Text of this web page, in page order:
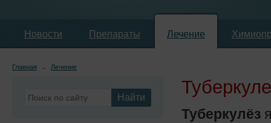
Новости Препараты Лечение
Главная → Лечение
Туберкулёз
Найти